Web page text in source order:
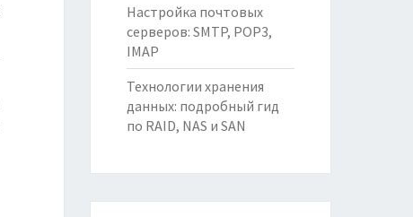
Настройка почтовых
серверов: SMTP, POP3,
IMAP
Технологии хранения
данных: подробный гид
по RAID, NAS и SAN